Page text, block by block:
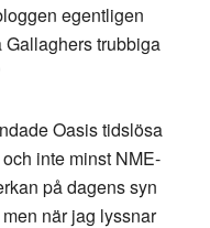
egentligen
trubbiga
Oasis tidslösa
inte minst NME-
på dagens syn
när jag lyssnar